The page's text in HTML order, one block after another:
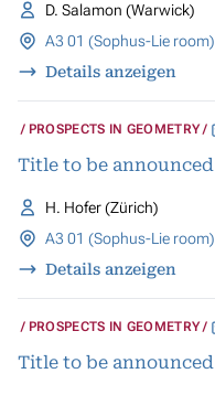
D. Salamon (Warwick)
A3 01 (Sophus-Lie room)
Details anzeigen
PROSPECTS IN GEOMETRY
Title to be announced
H. Hofer (Zürich)
A3 01 (Sophus-Lie room)
Details anzeigen
PROSPECTS IN GEOMETRY
Title to be announced